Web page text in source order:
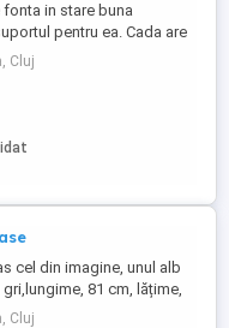
in stare buna
pentru ea. Cada are
Suportul a fost
are picioare reglabile si
electrostatic. Se
Cluj
cel din imagine, unul alb
81 cm, lățime,
buna.
Cluj